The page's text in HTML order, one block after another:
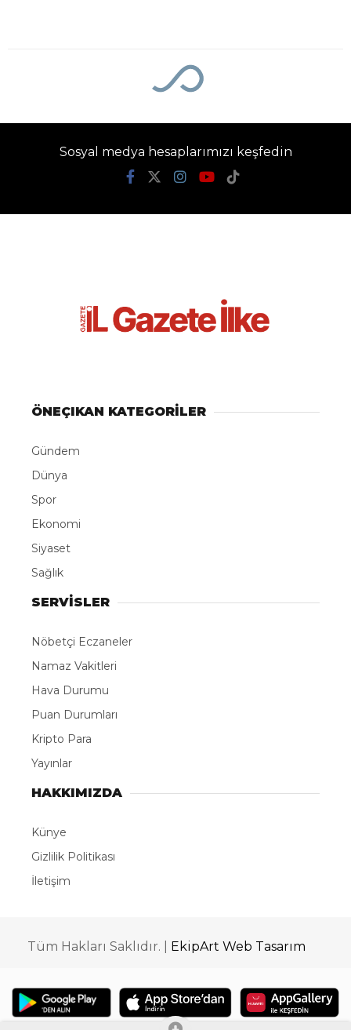
Rusya açıklarındaki
Türk kuru yük
gemisine İHA saldırısı
Rusya’nın Novorossiysk Limanı açıklarındaki Türk
bayraklı “MV Güllük” kuru yük gemisine insansız
Rusya’nın Taman kentine doğru seyreden Türk
yaşam mahalline isabet ettiği, can kaybı ya da
yaralanma olmadığı öğrenildi. Geminin hasar tespiti
ve onarımı için İstanbul’a doğru yola çıktığı belirtildi.
uluslararası taşımacılıkta kullanılıyordu.
Novorossiysk yakınlarında Nadezhda ve Yaşar
ciddi endişeyi dile getirmişti. Bakanlık, çatışmayı
gıda güvenliği de dahil olmak üzere ciddi sonuçlar
doğabileceği konusunda uyarıda bulunmuştu.